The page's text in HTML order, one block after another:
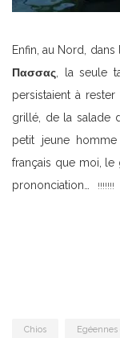
Enfin, au Nord,
Πασσας , la seule
persistaient à
grillé, de la salade
petit jeune
français que moi,
prononciation…
!!!!!!!
Chios